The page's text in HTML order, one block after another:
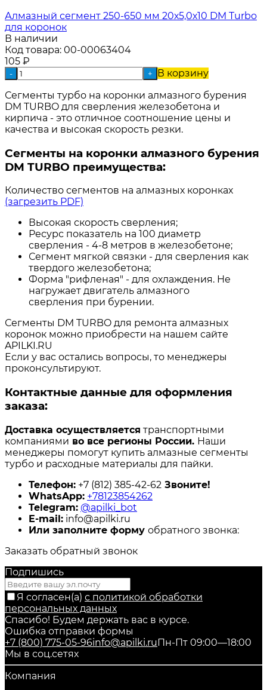
Алмазный сегмент 250-650 мм 20х5,0х10 DM Turbo
для коронок
В наличии
Код товара: 00-00063404
105 ₽
- +
В корзину
Сегменты турбо на коронки алмазного бурения
DM TURBO для сверления железобетона и
кирпича - это отличное соотношение цены и
качества и высокая скорость резки.
Сегменты на коронки алмазного бурения
DM TURBO преимущества:
Количество сегментов на алмазных коронках
(загрeзить PDF)
Высокая скорость сверления;
Ресурс показатель на 100 диаметр
сверления - 4-8 метров в железобетоне;
Сегмент мягкой связки - для сверления как
твердого железобетона;
Форма "рифленая" - для охлаждения. Не
нагружает двигатель алмазного
сверления при бурении.
Сегменты DM TURBO для ремонта алмазных
коронок можно приобрести на нашем сайте
APILKI.RU
Если у вас остались вопросы, то менеджеры
проконсультируют.
Контактные данные для оформления
заказа:
Доставка осуществляется транспортными
компаниями во все регионы России. Наши
менеджеры помогут купить алмазные сегменты
турбо и расходные материалы для пайки.
Телефон: +7 (812) 385-42-62 Звоните!
WhatsApp: +78123854262
Telegram: @apilki_bot
E-mail: info@apilki.ru
Или заполните форму обратного звонка:
Заказать обратный звонок
Подпишись
Я согласен(a) с политикой обработки
персональных данных
Спасибо! Будем держать вас в курсе.
Ошибка отправки формы
+7 (800) 775-05-96info@apilki.ruПн-Пт 09:00—18:00
Мы в соц.сетях
Компания